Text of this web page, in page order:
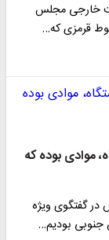
خارجی مجلس
قرمزی که…
موادی بوده که
گفتگوی ویژه
جنوبی بودیم…